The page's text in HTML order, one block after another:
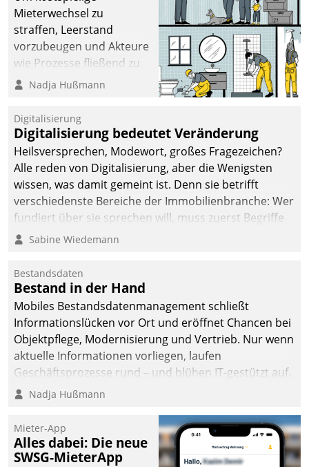
Mieterwechsel zu
straffen, Leerstand
vorzubeugen und Akteure
wie Prozesse fließend zu
vernetzen, nutzt die
Jahresbeginn eine
Überblick, Einsicht und
Eingriff bietende Lösung.
Zur Entwicklung setzte
man auf
Cloudtechnologie,
bewährte und Startup-
agile Projektmethoden.
Nadja Hußmann
Digitalisierung
Digitalisierung bedeutet Veränderung
Heilsversprechen, Modewort, großes Fragezeichen?
Alle reden von Digitalisierung, aber die Wenigsten
wissen, was damit gemeint ist. Denn sie betrifft
verschiedenste Bereiche der Immobilienbranche: Wer
fundiert über sie sprechen will, muss zuerst Begriffe
klären. Ein Aspekt ist die betriebliche Optimierung:
Einsparungen durch optimierte und automatisierte
Prozesse. Doch man darf nicht zu viel erwarten: Allein
mit der Einführung einer neuen Software ist es nicht
getan. Die Digitalisierung erfordert von Unternehmen
die Bereitschaft, sich zu überprüfen, zu hinterfragen
und zu verändern.
Sabine Wiedemann
Bestandsdaten
Bestand in der Hand
Mobiles Bestandsdatenmanagement schließt
Informationslücken vor Ort und eröffnet Chancen bei
Objektpflege, Modernisierung und Vertrieb. Nur wenn
aktuelle Informationen vorliegen, laufen
Geschäftsprozesse rund – und blühen IT-gestützt auf.
Nadja Hußmann
Mieter-App
Alles dabei: Die neue
SWSG-MieterApp